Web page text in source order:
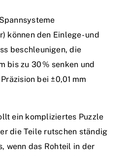
können den Einlege- und
beschleunigen, die
bis zu 30 % senken und
bei ±0,01 mm
ein kompliziertes Puzzle
die Teile rutschen ständig
wenn das Rohteil in der